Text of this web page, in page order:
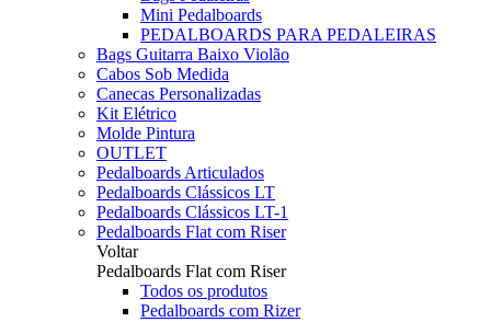
Mini Pedalboards
PEDALBOARDS PARA PEDALEIRAS
Bags Guitarra Baixo Violão
Cabos Sob Medida
Canecas Personalizadas
Kit Elétrico
Molde Pintura
OUTLET
Pedalboards Articulados
Pedalboards Clássicos LT
Pedalboards Clássicos LT-1
Pedalboards Flat com Riser
Voltar
Pedalboards Flat com Riser
Todos os produtos
Pedalboards com Rizer